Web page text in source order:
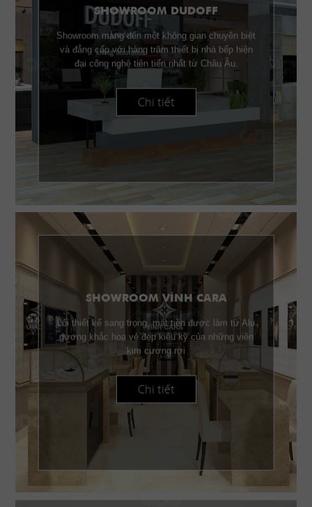
SHOWROOM DUDOFF
Showroom mang đến một không gian chuyên biệt
và đẳng cấp với hàng trăm thiết bị nhà bếp hiện
đại công nghệ tiên tiến nhất từ Châu Âu.
Chi tiết
SHOWROOM VĨNH CARA
Lối thiết kế sang trọng, mặt tiền được làm từ Alu
gương khắc hoạ vẻ đẹp kiêu kỳ của những viên
kim cương rơi
Chi tiết